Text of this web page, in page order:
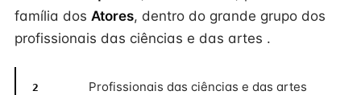
família dos Atores, dentro do grande grupo dos
profissionais das ciências e das artes .
2 Profissionais das ciências e das artes